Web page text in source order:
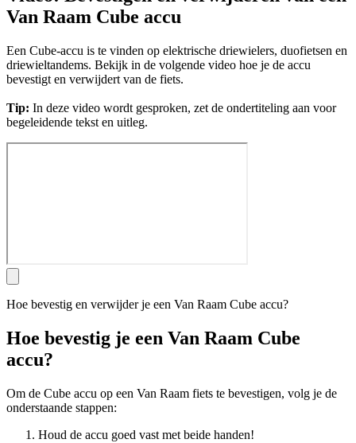
Van Raam Cube accu
Een Cube-accu is te vinden op elektrische driewielers, duofietsen en
driewieltandems. Bekijk in de volgende video hoe je de accu
bevestigt en verwijdert van de fiets.
Tip: In deze video wordt gesproken, zet de ondertiteling aan voor
begeleidende tekst en uitleg.
Hoe bevestig en verwijder je een Van Raam Cube accu?
Hoe bevestig je een Van Raam Cube
accu?
Om de Cube accu op een Van Raam fiets te bevestigen, volg je de
onderstaande stappen:
Houd de accu goed vast met beide handen!